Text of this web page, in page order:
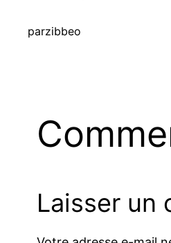
parzibbeo
Laisser un